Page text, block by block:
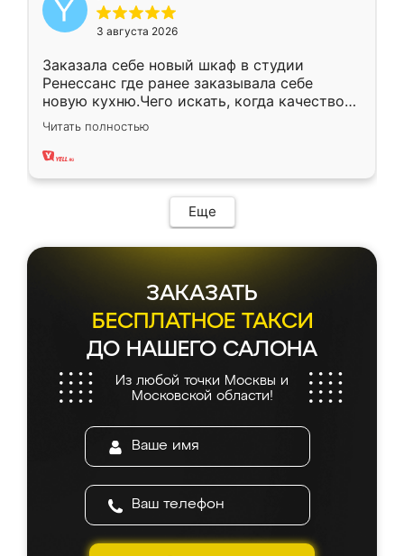
3 августа 2026
Заказала себе новый шкаф в студии
Ренессанс где ранее заказывала себе
новую кухню.Чего искать, когда качеством
вполне довольна. Служит кухня уже почти
два года, нареканий нет.
Читать полностью
Еще
ЗАКАЗАТЬ
БЕСПЛАТНОЕ ТАКСИ
ДО НАШЕГО САЛОНА
Из любой точки Москвы и
Московской области!